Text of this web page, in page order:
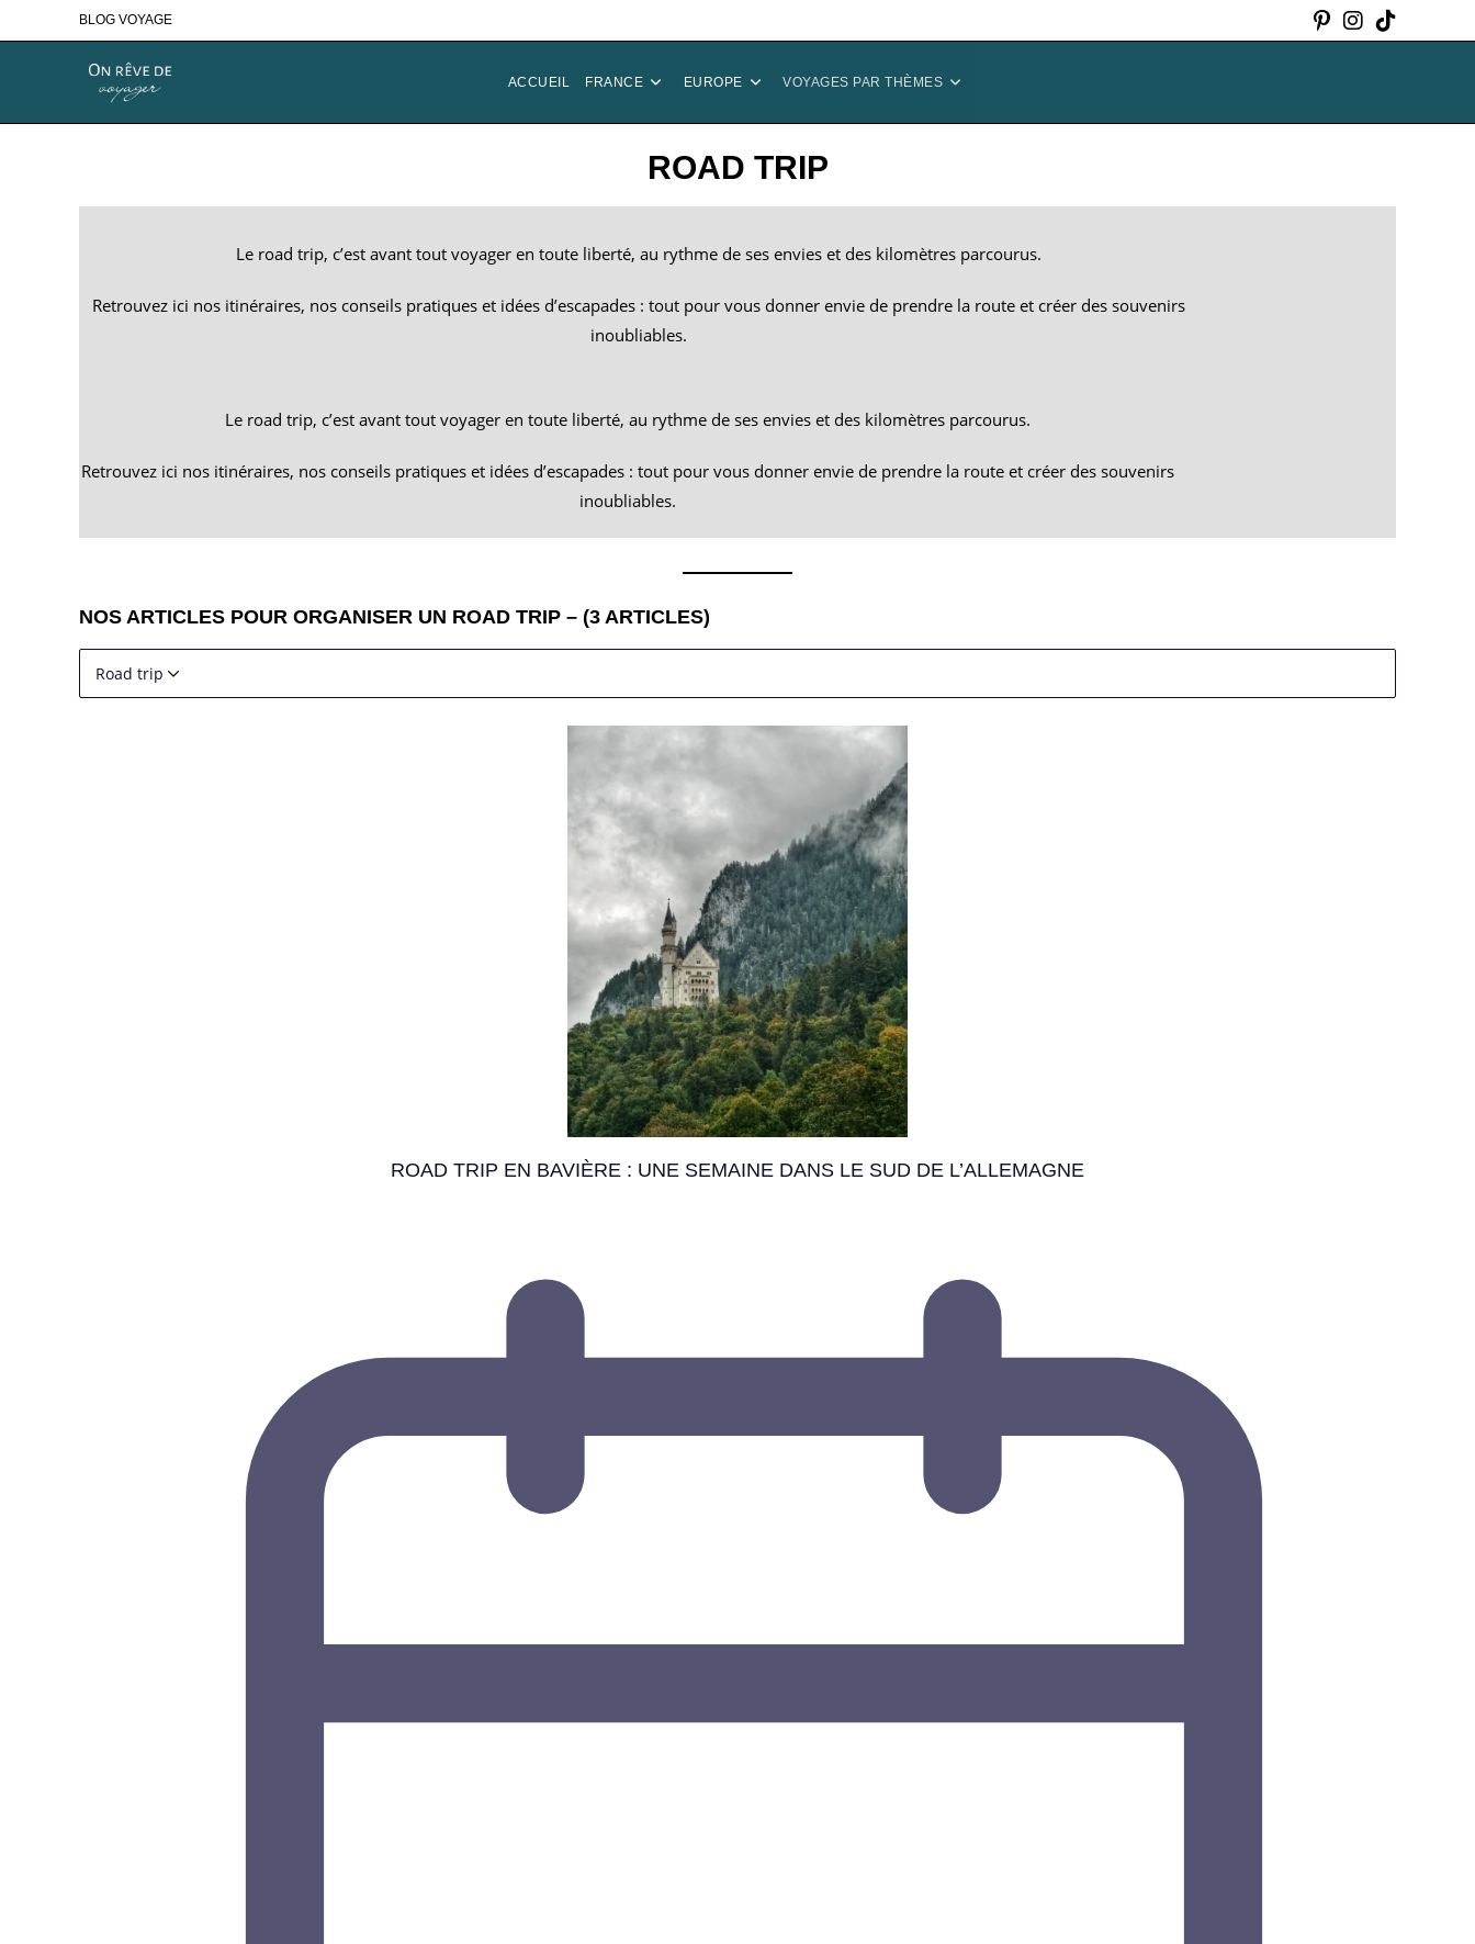
to
BLOG VOYAGE
ACCUEIL FRANCE EUROPE VOYAGES PAR THÈMES
ROAD TRIP
Le road trip, c’est avant tout voyager en toute liberté, au rythme de ses envies et des kilomètres parcourus.
Retrouvez ici nos itinéraires, nos conseils pratiques et idées d’escapades : tout pour vous donner envie de prendre la route et créer des souvenirs
inoubliables.
Le road trip, c’est avant tout voyager en toute liberté, au rythme de ses envies et des kilomètres parcourus.
Retrouvez ici nos itinéraires, nos conseils pratiques et idées d’escapades : tout pour vous donner envie de prendre la route et créer des souvenirs
inoubliables.
NOS ARTICLES POUR ORGANISER UN ROAD TRIP – (3 ARTICLES)
Road trip
ROAD TRIP EN BAVIÈRE : UNE SEMAINE DANS LE SUD DE L’ALLEMAGNE